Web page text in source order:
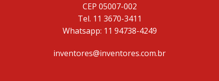
CEP 05007-002
Tel. 11 3670-3411
Whatsapp: 11 94738-4249
inventores@inventores.com.br